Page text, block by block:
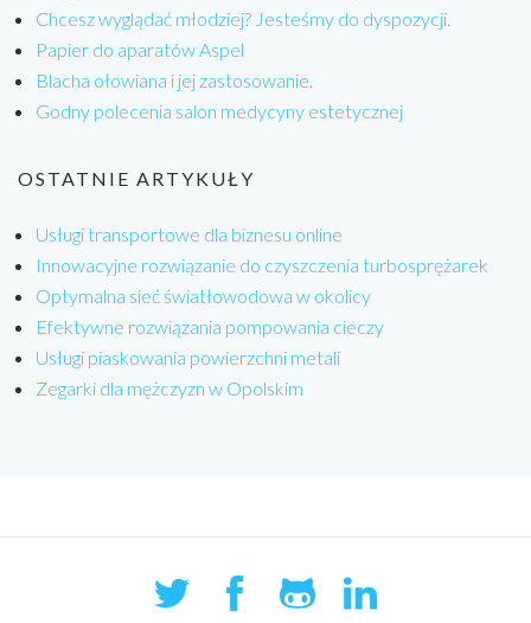
Chcesz wyglądać młodziej? Jesteśmy do dyspozycji.
Papier do aparatów Aspel
Blacha ołowiana i jej zastosowanie.
Godny polecenia salon medycyny estetycznej
OSTATNIE ARTYKUŁY
Usługi transportowe dla biznesu online
Innowacyjne rozwiązanie do czyszczenia turbosprężarek
Optymalna sieć światłowodowa w okolicy
Efektywne rozwiązania pompowania cieczy
Usługi piaskowania powierzchni metali
Zegarki dla mężczyzn w Opolskim